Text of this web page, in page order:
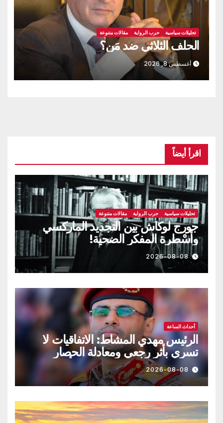
تحليلات سياسية حرب الرواية مقالات متنوعة
الحلف الثلاثي ضد مَن؟
أغسطس 8, 2026
اقرأ أيضاً
تحليلات سياسية حرب الرواية مقالات متنوعة
جورج لوكاش بين التجديد الماركسي
وأسْطرة المفكر الضحية!
2026-08-08
أحداث الساعة
الرئيس مهدي المشاط: الاتفاقيات لا
تسري بأثر رجعي ومعادلة الحصار
بالحصار مستمرة حتى تحقق أهدافها
2026-08-08